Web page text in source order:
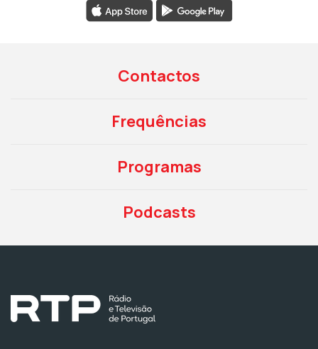
Contactos
Frequências
Programas
Podcasts